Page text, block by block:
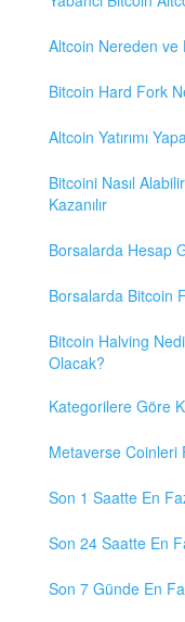
Altcoin Nereden ve
Bitcoin Hard Fork
Altcoin Yatırımı
Bitcoini Nasıl
Kazanılır
Borsalarda Hesap
Borsalarda Bitcoin
Bitcoin Halving
Olacak?
Kategorilere Göre
Metaverse Coinleri
Son 1 Saatte En
Son 24 Saatte En
Son 7 Günde En